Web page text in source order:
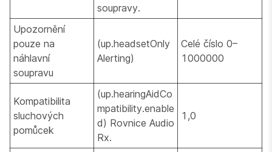
soupravy.
Upozornění
pouze na
náhlavní
soupravu
(up.headsetOnly
Alerting)
Celé číslo 0–
1000000
Kompatibilita
sluchových
pomůcek
(up.hearingAidCo
mpatibility.enable
d) Rovnice Audio
Rx.
1,0